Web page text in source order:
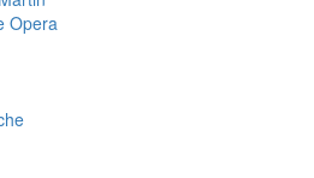
Opera